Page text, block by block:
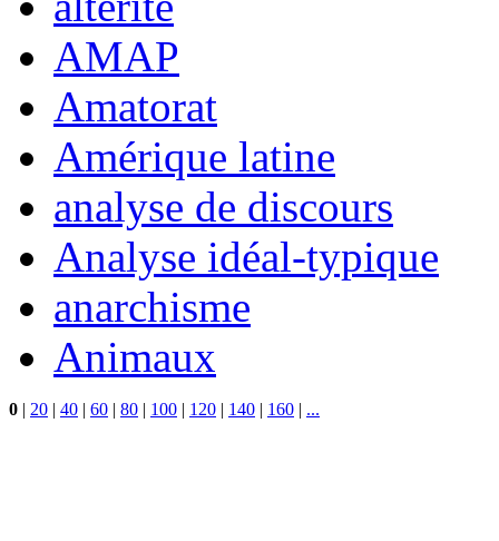
AMAP
Amatorat
Amérique latine
analyse de discours
Analyse idéal-typique
anarchisme
Animaux
0 | 20 | 40 | 60 | 80 | 100 | 120 | 140 | 160 | ...